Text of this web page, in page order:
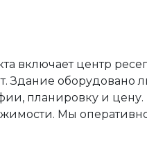
включает центр
Здание оборудовано
планировку и цену.
Мы